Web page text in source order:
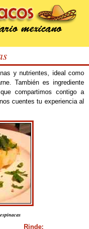
y nutrientes, ideal como
También es ingrediente
compartimos contigo a
cuentes tu experiencia al
Rinde: